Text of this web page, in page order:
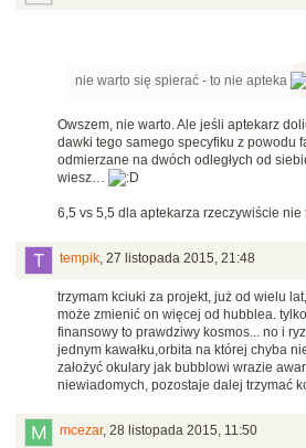
nie warto się spierać - to nie apteka
Owszem, nie warto. Ale jeśli aptekarz
dawki tego samego specyfiku z powodu
odmierzane na dwóch odległych od
wiesz…
6,5 vs 5,5 dla aptekarza rzeczywiście nie
tempik, 27 listopada 2015, 21:48
trzymam kciuki za projekt, już od wielu
może zmienić on więcej od hubblea.
finansowy to prawdziwy kosmos... no i
jednym kawałku,orbita na której chyba
założyć okulary jak bubblowi wrazie
niewiadomych, pozostaje dalej trzymać
mcezar, 28 listopada 2015, 11:50